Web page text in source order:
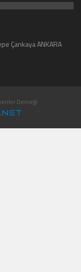
Çankaya ANKARA
Derneği